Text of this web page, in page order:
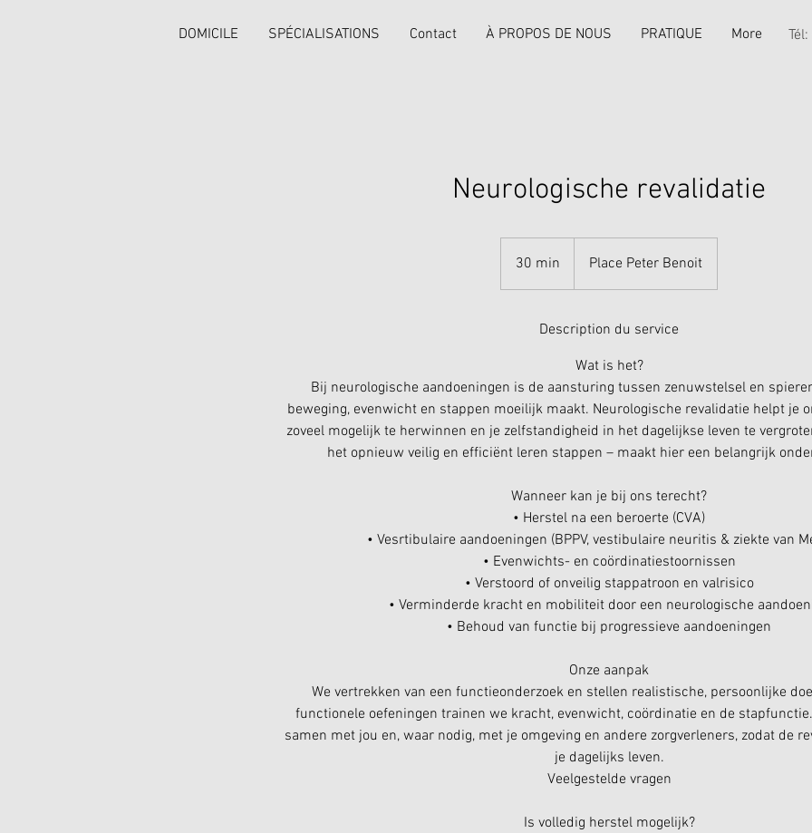
DOMICILE SPÉCIALISATIONS Contact À PROPOS DE NOUS PRATIQUE More
Neurologische revalidatie
30 min
0
i
Place Peter Benoit
Description du service
Wat is het?
Bij neurologische aandoeningen is de aansturing tussen zenuwstelsel en
beweging, evenwicht en stappen moeilijk maakt. Neurologische revalidatie helpt je
zoveel mogelijk te herwinnen en je zelfstandigheid in het dagelijkse leven te
het opnieuw veilig en efficiënt leren stappen – maakt hier een belangrijk
Wanneer kan je bij ons terecht?
• Herstel na een beroerte (CVA)
• Vesrtibulaire aandoeningen (BPPV, vestibulaire neuritis & ziekte van
• Evenwichts- en coördinatiestoornissen
• Verstoord of onveilig stappatroon en valrisico
• Verminderde kracht en mobiliteit door een neurologische
• Behoud van functie bij progressieve aandoeningen
Onze aanpak
We vertrekken van een functieonderzoek en stellen realistische, persoonlijke
functionele oefeningen trainen we kracht, evenwicht, coördinatie en de
samen met jou en, waar nodig, met je omgeving en andere zorgverleners, zodat de
je dagelijks leven.
Veelgestelde vragen
Is volledig herstel mogelijk?